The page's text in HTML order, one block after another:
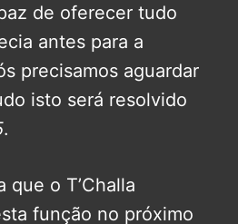
de oferecer tudo
antes para a
precisamos aguardar
isto será resolvido
.
que o T’Challa
função no próximo